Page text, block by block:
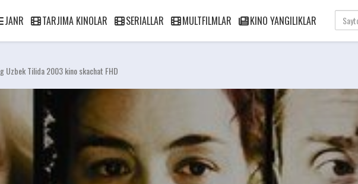
JANR TARJIMA KINOLAR SERIALLAR MULTFILMLAR KINO YANGILIKLAR
Uzbek Tilida 2003 kino skachat FHD